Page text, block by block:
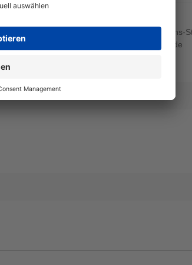
Wiegand & Partner GmbH, Werner-von-Siemens-
Deutschland, E-Mail: service@wiegand-gmbh.de